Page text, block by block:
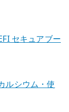
セキュアブー
ルシウム・使